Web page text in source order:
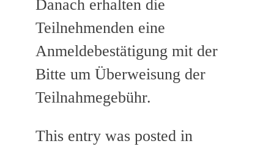
Danach erhalten die
Teilnehmenden eine
Anmeldebestätigung mit der
Bitte um Überweisung der
Teilnahmegebühr.
This entry was posted in